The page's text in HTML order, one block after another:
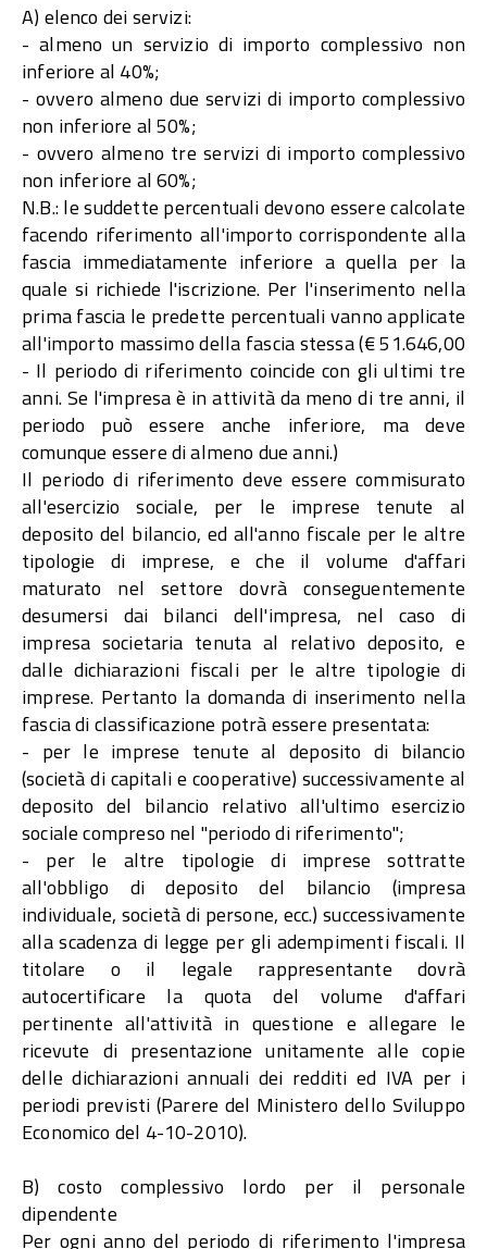
A) elenco dei servizi:
- almeno un servizio di importo complessivo non
inferiore al 40%;
- ovvero almeno due servizi di importo complessivo
non inferiore al 50%;
- ovvero almeno tre servizi di importo complessivo
non inferiore al 60%;
N.B.: le suddette percentuali devono essere calcolate
facendo riferimento all'importo corrispondente alla
fascia immediatamente inferiore a quella per la
quale si richiede l'iscrizione. Per l'inserimento nella
prima fascia le predette percentuali vanno applicate
all'importo massimo della fascia stessa (€ 51.646,00
- Il periodo di riferimento coincide con gli ultimi tre
anni. Se l'impresa è in attività da meno di tre anni, il
periodo può essere anche inferiore, ma deve
comunque essere di almeno due anni.)
Il periodo di riferimento deve essere commisurato
all'esercizio sociale, per le imprese tenute al
deposito del bilancio, ed all'anno fiscale per le altre
tipologie di imprese, e che il volume d'affari
maturato nel settore dovrà conseguentemente
desumersi dai bilanci dell'impresa, nel caso di
impresa societaria tenuta al relativo deposito, e
dalle dichiarazioni fiscali per le altre tipologie di
imprese. Pertanto la domanda di inserimento nella
fascia di classificazione potrà essere presentata:
- per le imprese tenute al deposito di bilancio
(società di capitali e cooperative) successivamente al
deposito del bilancio relativo all'ultimo esercizio
sociale compreso nel "periodo di riferimento";
- per le altre tipologie di imprese sottratte
all'obbligo di deposito del bilancio (impresa
individuale, società di persone, ecc.) successivamente
alla scadenza di legge per gli adempimenti fiscali. Il
titolare o il legale rappresentante dovrà
autocertificare la quota del volume d'affari
pertinente all'attività in questione e allegare le
ricevute di presentazione unitamente alle copie
delle dichiarazioni annuali dei redditi ed IVA per i
periodi previsti (Parere del Ministero dello Sviluppo
Economico del 4-10-2010).
B) costo complessivo lordo per il personale
dipendente
Per ogni anno del periodo di riferimento l'impresa